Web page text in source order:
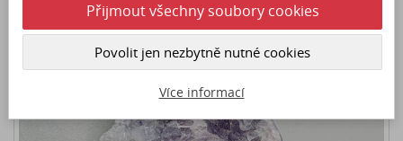
Přijmout všechny soubory cookies
Povolit jen nezbytně nutné cookies
Více informací